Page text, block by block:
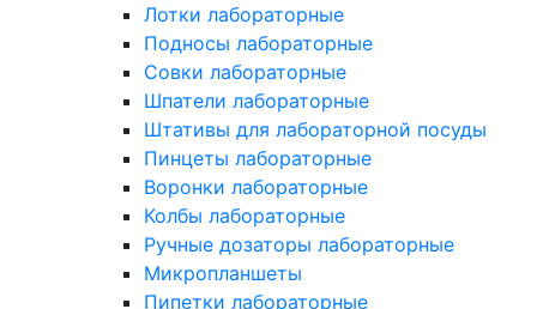
Лотки лабораторные
Подносы лабораторные
Совки лабораторные
Шпатели лабораторные
Штативы для лабораторной посуды
Пинцеты лабораторные
Воронки лабораторные
Колбы лабораторные
Ручные дозаторы лабораторные
Микропланшеты
Пипетки лабораторные